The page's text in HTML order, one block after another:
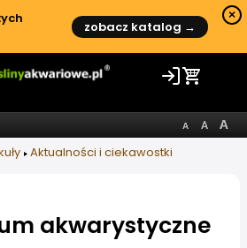
zobacz katalog →
×
Aktualności i ciekawostki
akwarystyczne